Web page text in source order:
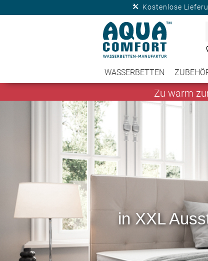
Kostenlose
WASSERBETTEN
Zu warm
in XXL